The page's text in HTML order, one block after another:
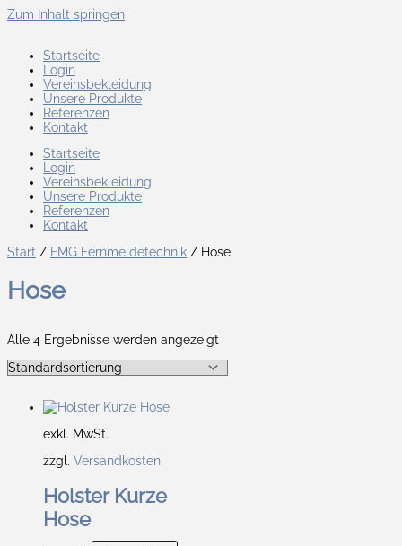
Zum Inhalt springen
Startseite
Login
Vereinsbekleidung
Unsere Produkte
Referenzen
Kontakt
Startseite
Login
Vereinsbekleidung
Unsere Produkte
Referenzen
Kontakt
Start / FMG Fernmeldetechnik / Hose
Hose
Alle 4 Ergebnisse werden angezeigt
exkl. MwSt.
zzgl. Versandkosten
Holster Kurze
Hose